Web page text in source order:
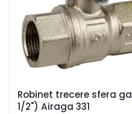
Robinet trecere sfera
1/2") Airaga 331